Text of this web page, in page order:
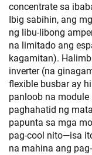
concentrate sa
Ibig sabihin, ang
ng libu-libong
na limitado ang
kagamitan).
inverter (na
flexible busbar ay
panloob na
paghahatid ng
papunta sa mga
pag-cool nito—isa
na mahina ang